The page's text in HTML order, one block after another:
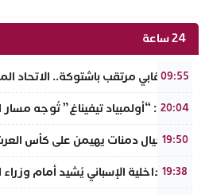
24 ساعة
09:55
حدث نقابي مرتقب باشتوكة.. الاتحاد
20:04
تفراوت: “أولمبياد تيفيناغ” تُوجه
19:50
نادي أجيال دمنات يهيمن على كأس
19:38
وزير الداخلية الإسباني يُشيد أمام